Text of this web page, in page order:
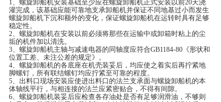
1、螺旋卸船机安装基础至少应在螺旋卸船机正式安装以前20天浇
灌完成，该基础应能可靠地支承卸船机并保证不同地基过小而发生
螺旋卸船机下沉和额外的变化，保证螺旋卸船机在运转时具有足够
稳定性。
2、螺旋卸船机在安装以前必须将那些在运输中或卸箱时粘上的尘
垢的机件加以清洗。
3、螺旋卸船机主轴与减速电器的同轴度应符合GB1184-80《形状和
位置工差、未注公差的规定》。
4、螺旋卸船机的各底座在机壳装妥后，均应使之着实后再拧紧地
脚螺钉，所有联结螺钉均应拧紧至可靠的程度。
5、出料口现场安装应使进出料口的法兰支承面与螺旋卸船机的本
体轴线平行，与相连接的法兰应紧密贴合，不得有间隙。
6、螺旋卸船机装妥后应检查各存油处是否有足够润滑油，不够则